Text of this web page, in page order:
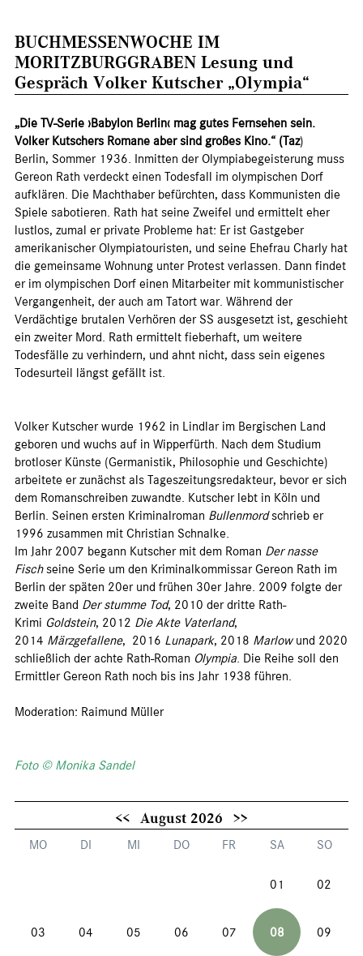
BUCHMESSENWOCHE IM
MORITZBURGGRABEN Lesung und
Gespräch Volker Kutscher „Olympia“
„Die TV-Serie ›Babylon Berlin‹ mag gutes Fernsehen sein.
Volker Kutschers Romane aber sind großes Kino.“ (Taz)
Berlin, Sommer 1936. Inmitten der Olympiabegeisterung muss
Gereon Rath verdeckt einen Todesfall im olympischen Dorf
aufklären. Die Machthaber befürchten, dass Kommunisten die
Spiele sabotieren. Rath hat seine Zweifel und ermittelt eher
lustlos, zumal er private Probleme hat: Er ist Gastgeber
amerikanischer Olympiatouristen, und seine Ehefrau Charly hat
die gemeinsame Wohnung unter Protest verlassen. Dann findet
er im olympischen Dorf einen Mitarbeiter mit kommunistischer
Vergangenheit, der auch am Tatort war. Während der
Verdächtige brutalen Verhören der SS ausgesetzt ist, geschieht
ein zweiter Mord. Rath ermittelt fieberhaft, um weitere
Todesfälle zu verhindern, und ahnt nicht, dass sein eigenes
Todesurteil längst gefällt ist.
Volker Kutscher wurde 1962 in Lindlar im Bergischen Land
geboren und wuchs auf in Wipperfürth. Nach dem Studium
brotloser Künste (Germanistik, Philosophie und Geschichte)
arbeitete er zunächst als Tageszeitungsredakteur, bevor er sich
dem Romanschreiben zuwandte. Kutscher lebt in Köln und
Berlin. Seinen ersten Kriminalroman Bullenmordschrieb er
1996 zusammen mit Christian Schnalke.
Im Jahr 2007 begann Kutscher mit dem Roman Der nasse
Fischseine Serie um den Kriminalkommissar Gereon Rath im
Berlin der späten 20er und frühen 30er Jahre. 2009 folgte der
zweite Band Der stumme Tod, 2010 der dritte Rath-
Krimi Goldstein, 2012 Die Akte Vaterland,
2014 Märzgefallene, 2016 Lunapark, 2018 Marlowund 2020
schließlich der achte Rath-Roman Olympia. Die Reihe soll den
Ermittler Gereon Rath noch bis ins Jahr 1938 führen.
Moderation: Raimund Müller
Foto © Monika Sandel
<< August 2026 >>
MO DI MI DO FR SA SO
01 02
03 04 05 06 07 08 09